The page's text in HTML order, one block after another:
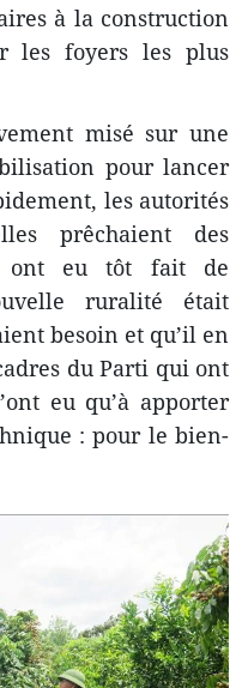
à la construction
les foyers les plus
misé sur une
pour lancer
les autorités
prêchaient des
ont eu tôt fait de
ruralité était
besoin et qu’il en
du Parti qui ont
eu qu’à apporter
: pour le bien-